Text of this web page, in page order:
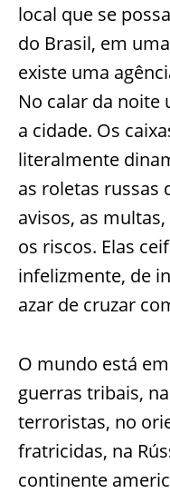
local que se
do Brasil, em
existe uma
No calar da noite
a cidade. Os
literalmente
as roletas russas
avisos, as
os riscos. Elas
infelizmente, de
azar de cruzar
O mundo está
guerras tribais,
terroristas, no
fratricidas, na
continente